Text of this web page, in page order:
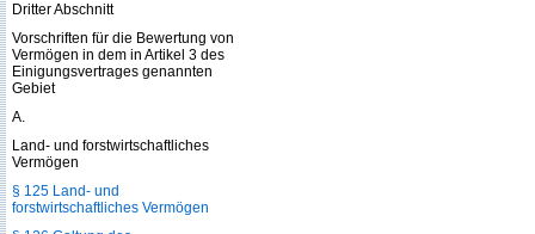
Dritter Abschnitt
Vorschriften für die Bewertung von
Vermögen in dem in Artikel 3 des
Einigungsvertrages genannten
Gebiet
A.
Land- und forstwirtschaftliches
Vermögen
§ 125 Land- und
forstwirtschaftliches Vermögen